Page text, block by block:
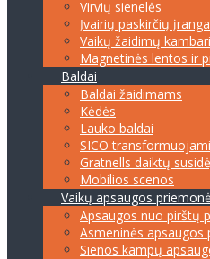
Virvių sienelės
Įvairių paskirčių įranga
Vaikų žaidimų
Magnetinės lentos ir
Baldai
Baldai žaidimams
Kėdės
Lauko baldai
SICO
Gratnells daiktų
Mobilios scenos
Vaikų apsaugos
Apsaugos nuo pirštų
Asmeninės apsaugos
Sienos kampų